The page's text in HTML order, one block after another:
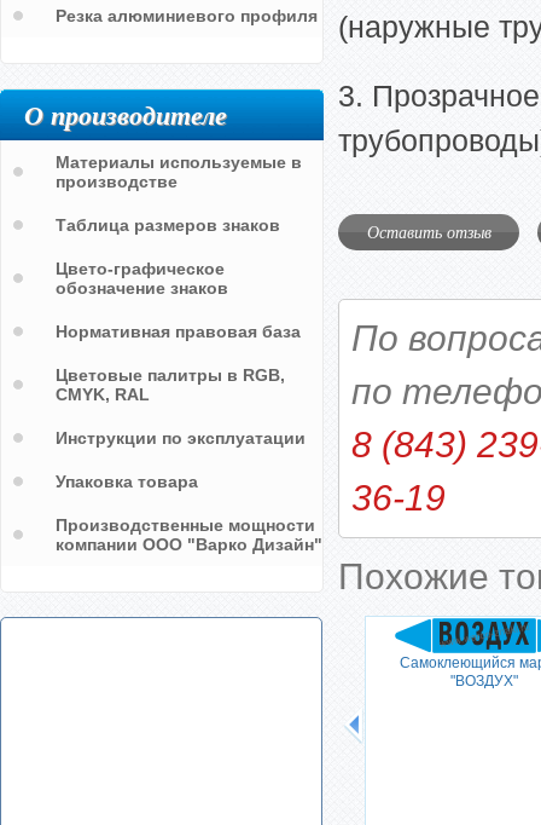
(наружные
3.
Оставить отзыв
По
по
8 (843)
36-19
Похожие
Самоклеющийся
"ВОЗДУХ"
Резка алюминиевого профиля
О производителе
Материалы используемые в
производстве
Таблица размеров знаков
Цвето-графическое
обозначение знаков
Нормативная правовая база
Цветовые палитры в RGB,
CMYK, RAL
Инструкции по эксплуатации
Упаковка товара
Производственные мощности
компании ООО "Варко Дизайн"